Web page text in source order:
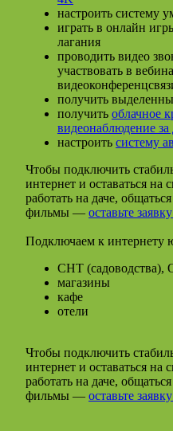
настроить систему
играть в онлайн
лагания
проводить видео
участвовать в
получить
получить облачное
видеонаблюдение
настроить систему
Чтобы подключить
интернет и оставаться на
работать на даче,
фильмы — оставьте
Подключаем к интернету
СНТ
магазины
кафе
отели
Чтобы подключить
интернет и оставаться на
работать на даче,
фильмы — оставьте